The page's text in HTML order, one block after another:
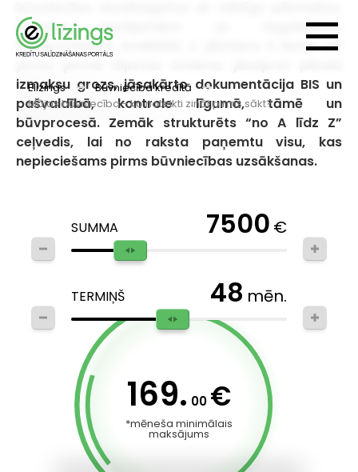
Elizings
Būvniecība kredītā
Mājas būvniecība - ko noteikti zināt pirms sākt?
termiņa kavējumiem un negribētiem
kompromisiem kvalitātē, ir jāizdara 3 lietas vēl
izmaksu grozs, jāsakārto dokumentācija BIS un
pašvaldībā, kontrole līgumā, tāmē un
būvprocesā. Zemāk strukturēts “no A līdz Z”
ceļvedis, lai no raksta paņemtu visu, kas
nepieciešams pirms būvniecības uzsākšanas.
SUMMA 7500 €
TERMIŅŠ 48 mēn.
169. 00 €
*mēneša minimālais
maksājums